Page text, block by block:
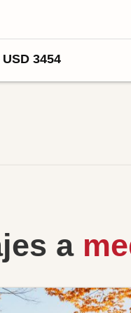
USD 3454
a